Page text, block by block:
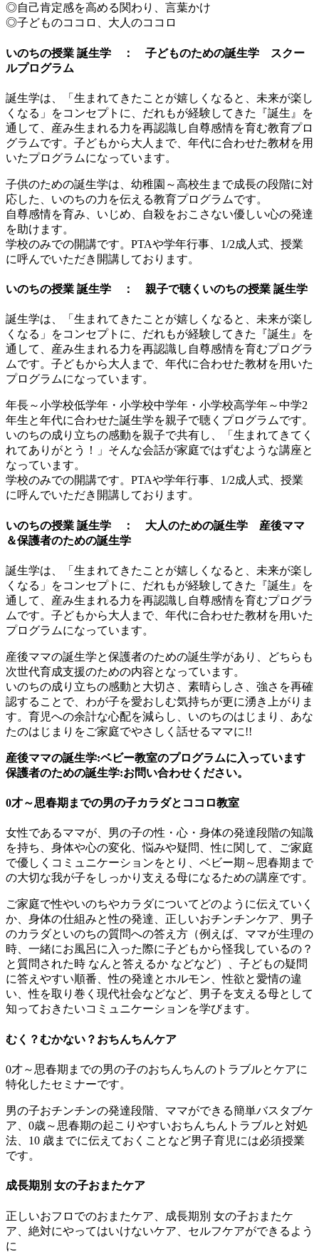
◎自己肯定感を高める関わり、言葉かけ
◎子どものココロ、大人のココロ
いのちの授業 誕生学 ： 子どものための誕生学 スクー
ルプログラム
誕生学は、「生まれてきたことが嬉しくなると、未来が楽し
くなる」をコンセプトに、だれもが経験してきた『誕生』を
通して、産み生まれる力を再認識し自尊感情を育む教育プロ
グラムです。子どもから大人まで、年代に合わせた教材を用
いたプログラムになっています。
子供のための誕生学は、幼稚園～高校生まで成長の段階に対
応した、いのちの力を伝える教育プログラムです。
自尊感情を育み、いじめ、自殺をおこさない優しい心の発達
を助けます。
学校のみでの開講です。PTAや学年行事、1/2成人式、授業
に呼んでいただき開講しております。
いのちの授業 誕生学 ： 親子で聴くいのちの授業 誕生学
誕生学は、「生まれてきたことが嬉しくなると、未来が楽し
くなる」をコンセプトに、だれもが経験してきた『誕生』を
通して、産み生まれる力を再認識し自尊感情を育むプログラ
ムです。子どもから大人まで、年代に合わせた教材を用いた
プログラムになっています。
年長～小学校低学年・小学校中学年・小学校高学年～中学2
年生と年代に合わせた誕生学を親子で聴くプログラムです。
いのちの成り立ちの感動を親子で共有し、「生まれてきてく
れてありがとう！」そんな会話が家庭ではずむような講座と
なっています。
学校のみでの開講です。PTAや学年行事、1/2成人式、授業
に呼んでいただき開講しております。
いのちの授業 誕生学 ： 大人のための誕生学 産後ママ
＆保護者のための誕生学
誕生学は、「生まれてきたことが嬉しくなると、未来が楽し
くなる」をコンセプトに、だれもが経験してきた『誕生』を
通して、産み生まれる力を再認識し自尊感情を育むプログラ
ムです。子どもから大人まで、年代に合わせた教材を用いた
プログラムになっています。
産後ママの誕生学と保護者のための誕生学があり、どちらも
次世代育成支援のための内容となっています。
いのちの成り立ちの感動と大切さ、素晴らしさ、強さを再確
認することで、わが子を愛おしむ気持ちが更に湧き上がりま
す。育児への余計な心配を減らし、いのちのはじまり、あな
たのはじまりをご家庭でやさしく話せるママに!!
産後ママの誕生学:ベビー教室のプログラムに入っています
保護者のための誕生学:お問い合わせください。
0才～思春期までの男の子カラダとココロ教室
女性であるママが、男の子の性・心・身体の発達段階の知識
を持ち、身体や心の変化、悩みや疑問、性に関して、ご家庭
で優しくコミュニケーションをとり、ベビー期～思春期まで
の大切な我が子をしっかり支える母になるための講座です。
ご家庭で性やいのちやカラダについてどのように伝えていく
か、身体の仕組みと性の発達、正しいおチンチンケア、男子
のカラダといのちの質問への答え方（例えば、ママが生理の
時、一緒にお風呂に入った際に子どもから怪我しているの？
と質問された時 なんと答えるか などなど）、子どもの疑問
に答えやすい順番、性の発達とホルモン、性欲と愛情の違
い、性を取り巻く現代社会などなど、男子を支える母として
知っておきたいコミュニケーションを学びます。
むく？むかない？おちんちんケア
0才～思春期までの男の子のおちんちんのトラブルとケアに
特化したセミナーです。
男の子おチンチンの発達段階、ママができる簡単バスタブケ
ア、0歳～思春期の起こりやすいおちんちんトラブルと対処
法、10 歳までに伝えておくことなど男子育児には必須授業
です。
成長期別 女の子おまたケア
正しいおフロでのおまたケア、成長期別 女の子おまたケ
ア、絶対にやってはいけないケア、セルフケアができるよう
に